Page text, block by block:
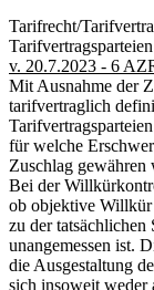
Tarifrecht/
v. 20.7.2023 - 6
Mit Ausnahme der
tarifvertraglich
für welche
Zuschlag gewähren
Bei der
ob objektive
zu der
unangemessen ist.
die Ausgestaltung
sich insoweit weder